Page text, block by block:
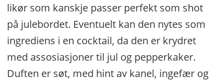
likør som kanskje passer perfekt som shot
på julebordet. Eventuelt kan den nytes som
ingrediens i en cocktail, da den er krydret
med assosiasjoner til jul og pepperkaker.
Duften er søt, med hint av kanel, ingefær og